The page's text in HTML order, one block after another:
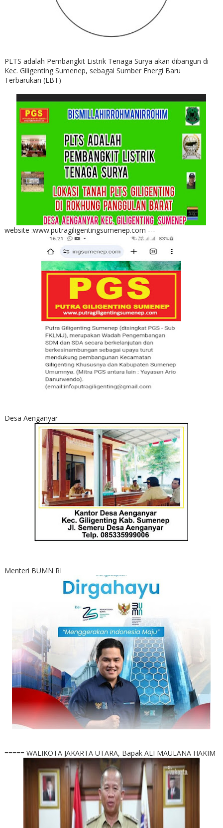
PLTS adalah Pembangkit Listrik Tenaga Surya akan dibangun di
Kec. Giligenting Sumenep, sebagai Sumber Energi Baru
Terbarukan (EBT)
website :www.putragiligentingsumenep.com ---
Desa Aenganyar
Menteri BUMN RI
===== WALIKOTA JAKARTA UTARA, Bapak ALI MAULANA HAKIM